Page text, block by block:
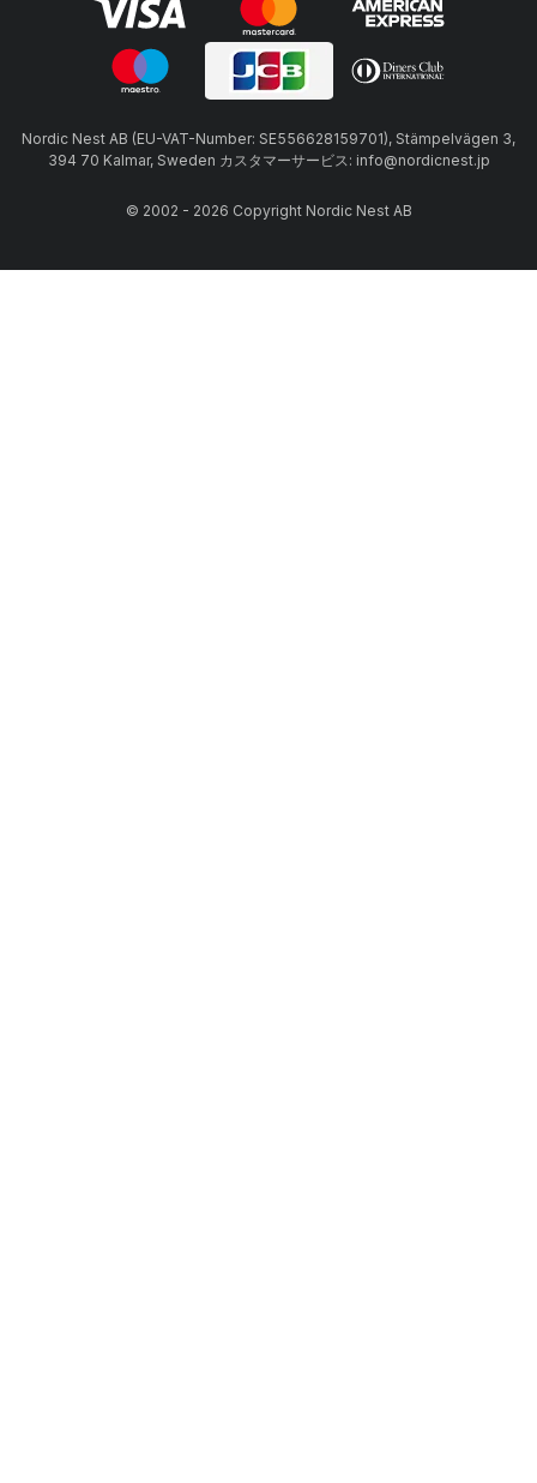
Nordic Nest AB (EU-VAT-Number: SE556628159701), Stämpelvägen 3,
394 70 Kalmar, Sweden カスタマーサービス: info@nordicnest.jp
© 2002 - 2026 Copyright Nordic Nest AB